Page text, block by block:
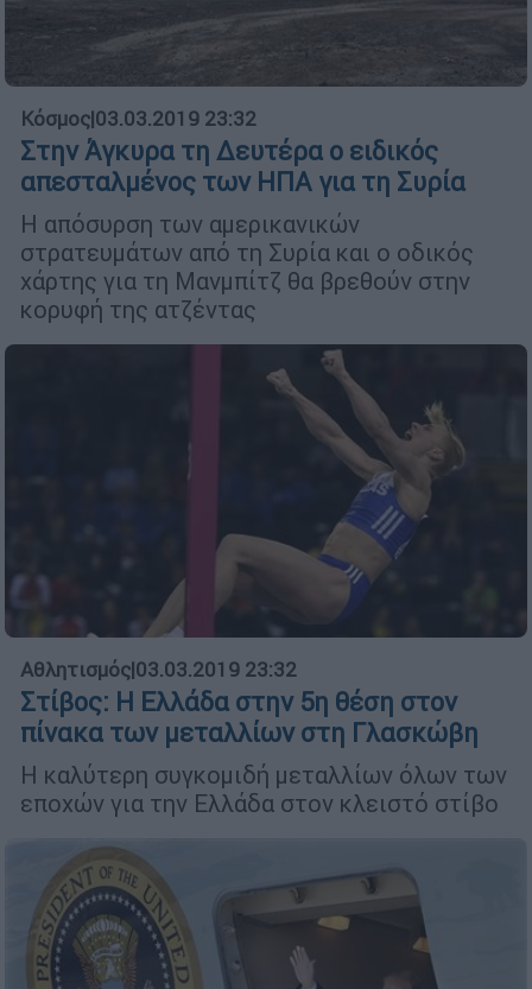
Κόσμος|03.03.2019 23:32
Στην Άγκυρα τη Δευτέρα ο ειδικός
απεσταλμένος των ΗΠΑ για τη Συρία
Η απόσυρση των αμερικανικών
στρατευμάτων από τη Συρία και ο οδικός
χάρτης για τη Μανμπίτζ θα βρεθούν στην
κορυφή της ατζέντας
Αθλητισμός|03.03.2019 23:32
Στίβος: Η Ελλάδα στην 5η θέση στον
πίνακα των μεταλλίων στη Γλασκώβη
Η καλύτερη συγκομιδή μεταλλίων όλων των
εποχών για την Ελλάδα στον κλειστό στίβο